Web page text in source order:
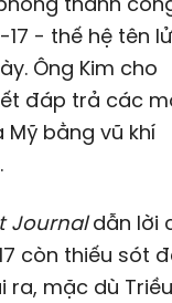
- thế hệ tên
Ông Kim cho
đáp trả các
Mỹ bằng vũ khí
.
Journaldẫn lời
còn thiếu sót
ra, mặc dù